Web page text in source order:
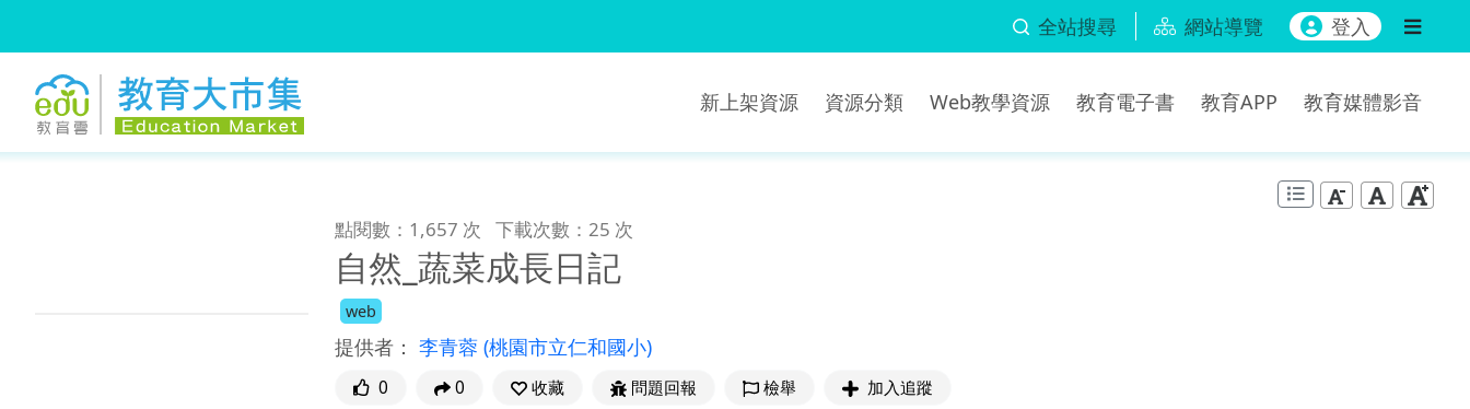
全站搜尋 網站導覽 登入
新上架資源 資源分類 Web教學資源 教育電子書 教育APP 教育媒體影音
點閱數：1,657 次 下載次數：25 次
自然_蔬菜成長日記
web
提供者： 李青蓉 (桃園市立仁和國小)
0 0 收藏 問題回報 檢舉 加入追蹤